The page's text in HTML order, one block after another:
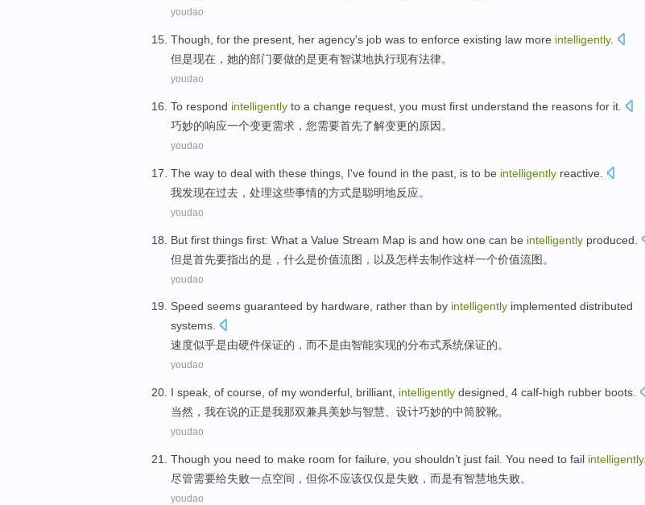
youdao
Though for the present her agency's job was to enforce existing law more intelligently.
但是现在 ， 她的部门要做的是更有智谋地执行现有法律。
youdao
To respond intelligently to a change request you must first understand the reasons for it.
巧妙的响应一个变更需求 ， 您需要首先了解变更的原因 。
youdao
The way to deal with these things I've found in the past is to be intelligently reactive
我发现在过去 ， 处理这些事情的方式是聪明地反应。
youdao
But first things first: What a Value Stream Map is and how one can be intelligently produced
但是首先要指出的是 ， 什么是价值流图 ， 以及怎样去制作这样一个价值流图。
youdao
Speed seems guaranteed by hardware, rather than by intelligently implemented distributed
systems.
速度似乎是由硬件保证的， 而不是由智能实现的分布式系统保证的。
youdao
I speak of course of my wonderful , brilliant, intelligently designed , 4 calf-high rubber boots.
当然 ， 我在说的正是我那双兼具美妙与智慧、 设计巧妙的中筒胶靴。
youdao
Though you need to make room for failure you shouldn’t just fail . You need to fail intelligently.
尽管需要给失败一点空间，但你不应该仅仅是失败 ，而是有智慧地失败。
youdao